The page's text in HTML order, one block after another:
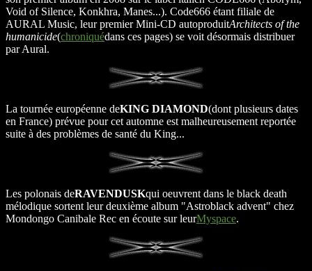
Void of Silence, Konkhra, Manes...). Code666 étant filiale de
AURAL Music, leur premier Mini-CD autoproduitArchitects of the
humanicide(chroniquédans ces pages) se voit désormais distribuer
par Aural.
La tournée européenne deKING DIAMOND(dont plusieurs dates
en France) prévue pour cet automne est malheureusement reportée
suite à des problèmes de santé du King...
Les polonais deRAVENDUSKqui oeuvrent dans le black death
mélodique sortent leur deuxième album "Astroblack advent" chez
Mondongo Canibale Rec en écoute sur leurMyspace.